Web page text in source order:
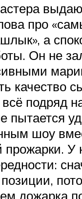
про
а
Он не
качество
подряд
пытается
шоу
У
дожарка